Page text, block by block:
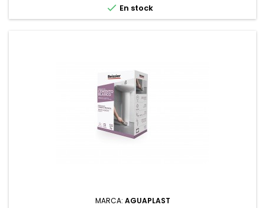
 En stock
MARCA: AGUAPLAST